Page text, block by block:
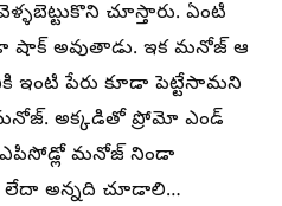
చూస్తారు. ఏంటి
షాక్ అవుతాడు. ఇక మనోజ్ ఆ
ఇంటి పేరు కూడా పెట్టేసామని
అక్కడితో ప్రోమో ఎండ్
మనోజ్ నిండా
లేదా అన్నది చూడాలి…